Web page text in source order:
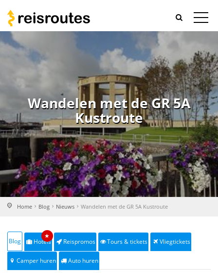
Wandelen met de GR 5A
Kustroute
Home Blog Nieuws Wandelen met de GR 5A Kustroute
Blog Hotels
★
Reispromos Tours & tickets Vliegtickets
Camper huren Auto huren